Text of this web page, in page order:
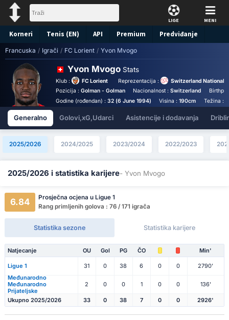
LIGE MENI
Korneri Tenis (EN) API Premium Predviđanje
Francuska / Igrači / FC Lorient / Yvon Mvogo
Yvon Mvogo Stats
Klub : FC Lorient Reprezentacija :
Switzerland National
Pozicija : Golman - Golman Nacionalnost :Switzerland
Godine (rođendan) : 32 (6 June 1994) Visina :190cm Težina :
Generalno Golovi,xG,Udarci Asistencije i dodavanja
2025/2026 2024/2025 2023/2024 2022/2023
2025/2026 i statistika karijere- Yvon Mvogo
6.84
Prosječna ocjena u Ligue 1
Rang primljenih golova : 76 / 171 igrača
Statistika sezone Statistika karijere
Natjecanje OU Gol PG ČO Min'
Ligue 1 31 0 38 6 0 0
2790'
Međunarodno
Međunarodno
Prijateljske
2 0 0 1 0 0 136'
Ukupno 2025/2026 33 0 38 7 0 0 2926'